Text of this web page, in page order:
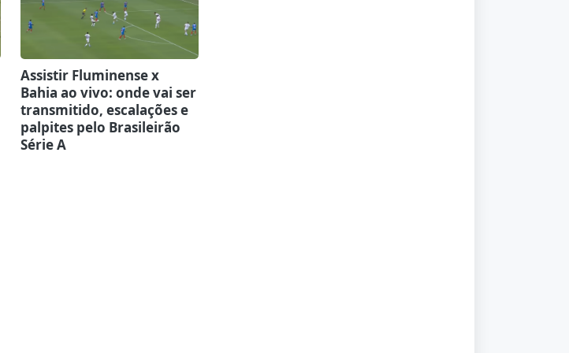
Assistir Fluminense x
Bahia ao vivo: onde vai ser
transmitido, escalações e
palpites pelo Brasileirão
Série A